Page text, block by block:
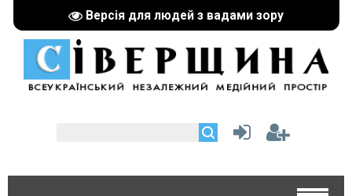
Версія для людей з вадами зору